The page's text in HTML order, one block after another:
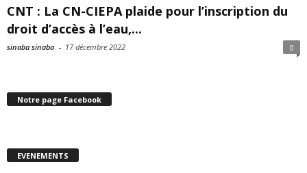
CNT : La CN-CIEPA plaide pour l’inscription du
droit d’accès à l’eau,...
sinaba sinaba - 17 décembre 2022 0
Notre page Facebook
EVENEMENTS